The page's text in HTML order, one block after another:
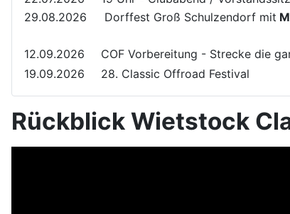
29.08.2026
Dorffest Groß Schulzendorf mit
12.09.2026
COF Vorbereitung - Strecke die
19.09.2026
28. Classic Offroad Festival
Rückblick Wietstock